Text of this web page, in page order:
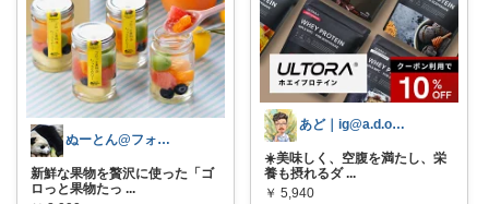
ぬーとん@フォロバ100％
新鮮な果物を贅沢に使った「ゴ
ロっと果物たっ ...
あど｜ig@a.d.o_protein
☀️美味しく、空腹を満たし、栄
養も摂れるダ ...
￥ 5,940